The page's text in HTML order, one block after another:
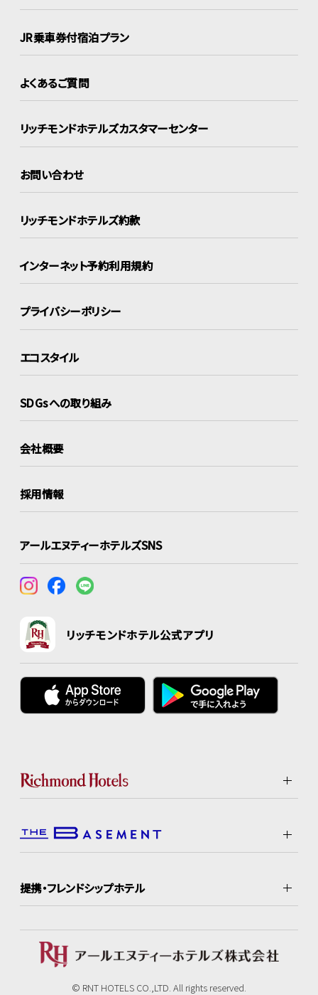
JR乗車券付宿泊プラン
よくあるご質問
リッチモンドホテルズカスタマーセンター
お問い合わせ
リッチモンドホテルズ約款
インターネット予約利用規約
プライバシーポリシー
エコスタイル
SDGsへの取り組み
会社概要
採用情報
アールエヌティーホテルズSNS
リッチモンドホテル公式アプリ
提携・フレンドシップホテル
© RNT HOTELS CO.,LTD. All rights reserved.